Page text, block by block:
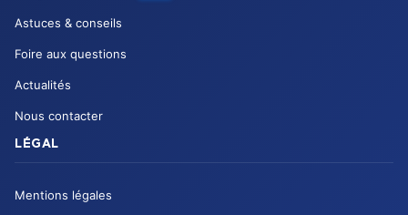
Astuces & conseils
Foire aux questions
Actualités
Nous contacter
LÉGAL
Mentions légales